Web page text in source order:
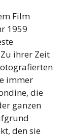
Film
1959
ihrer Zeit
immer
die
ganzen
den sie